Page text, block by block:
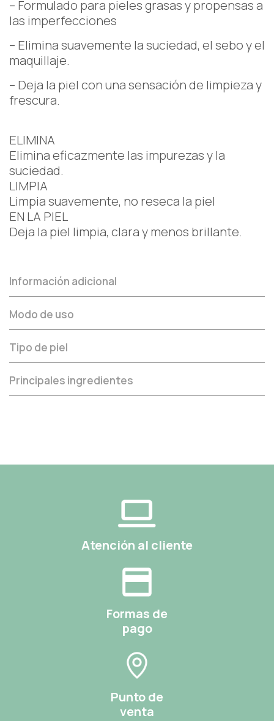
– Formulado para pieles grasas y propensas a
las imperfecciones
– Elimina suavemente la suciedad, el sebo y el
maquillaje.
– Deja la piel con una sensación de limpieza y
frescura.
ELIMINA
Elimina eficazmente las impurezas y la
suciedad.
LIMPIA
Limpia suavemente, no reseca la piel
EN LA PIEL
Deja la piel limpia, clara y menos brillante.
Información adicional
Modo de uso
Tipo de piel
Principales ingredientes
Atención al cliente
Formas de
pago
Punto de
venta